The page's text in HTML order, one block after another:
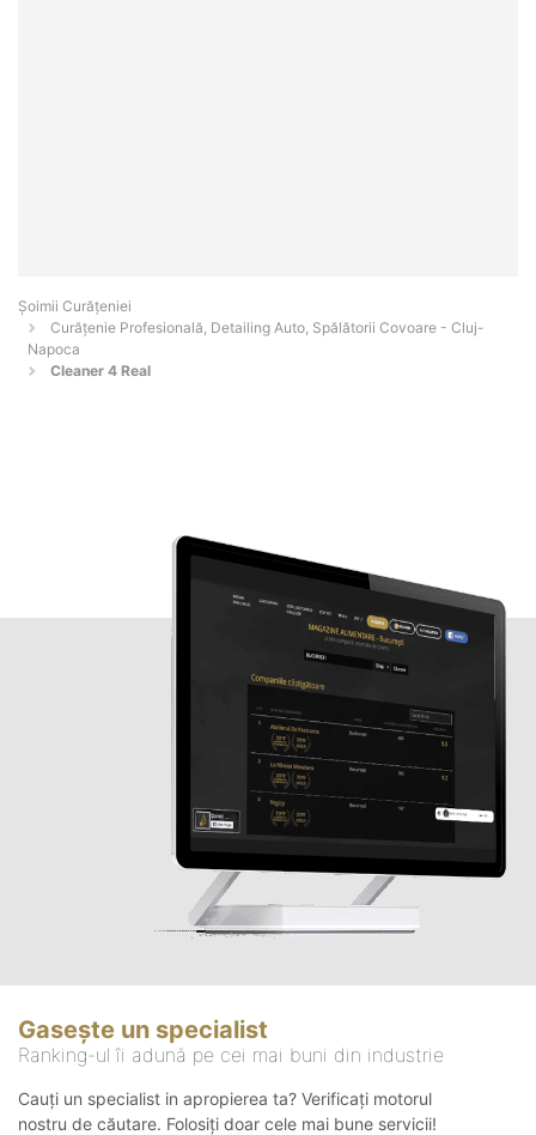
Șoimii Curățeniei
Curățenie Profesională, Detailing Auto, Spălătorii Covoare - Cluj-
Napoca
Cleaner 4 Real
Gasește un specialist
Ranking-ul îi adună pe cei mai buni din industrie
Cauți un specialist in apropierea ta? Verificați motorul
nostru de căutare. Folosiți doar cele mai bune servicii!